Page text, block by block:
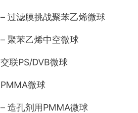
– 过滤膜挑战聚苯乙烯微球
– 聚苯乙烯中空微球
交联PS/DVB微球
PMMA微球
– 造孔剂用PMMA微球